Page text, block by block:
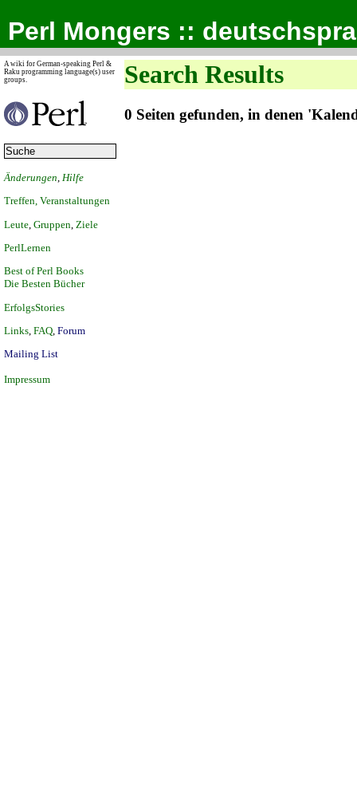
Perl Mongers ::
A wiki for German-speaking Perl &
Raku programming language(s) user
groups.
Änderungen Hilfe
Treffen, Veranstaltungen
Leute Gruppen Ziele
PerlLernen
Best of Perl Books
Die Besten Bücher
ErfolgsStories
Links FAQ Forum
Mailing List
Impressum
Search Results
0 Seiten gefunden, in denen